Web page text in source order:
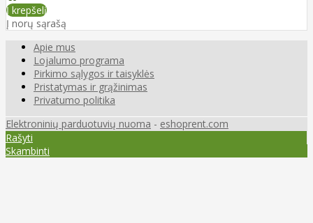
Į krepšelį
Į norų sąrašą
Apie mus
Lojalumo programa
Pirkimo sąlygos ir taisyklės
Pristatymas ir grąžinimas
Privatumo politika
Elektroninių parduotuvių nuoma - eshoprent.com
Rašyti
Skambinti